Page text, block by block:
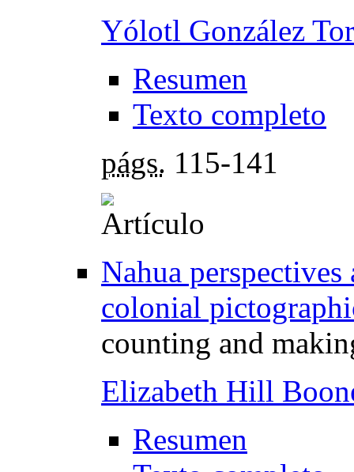
Yólotl González
Resumen
Texto completo
págs. 115-141
Nahua
colonial
counting and
Elizabeth Hill
Resumen